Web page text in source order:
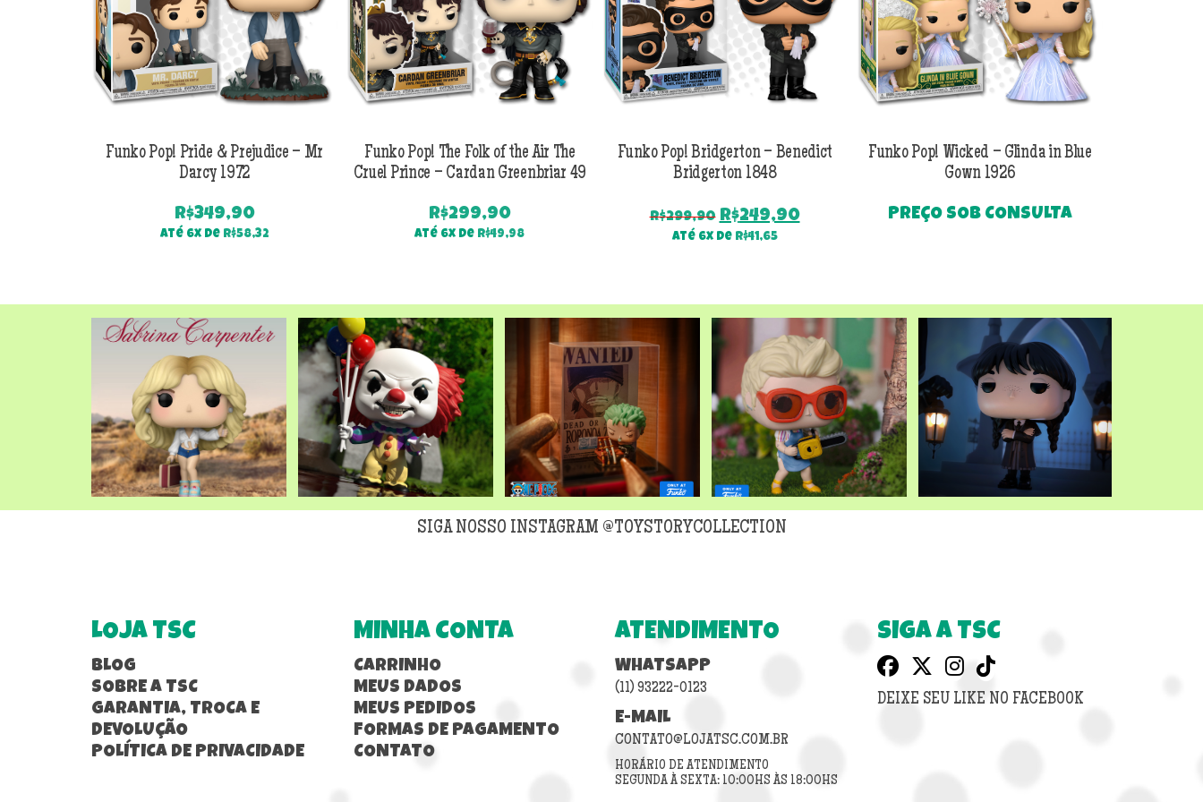
Funko Pop! Pride & Prejudice – Mr
Darcy 1972
R$349,90
Até 6x de R$58,32
Funko Pop! The Folk of the Air The
Cruel Prince – Cardan Greenbriar 49
R$299,90
Até 6x de R$49,98
Funko Pop! Bridgerton – Benedict
Bridgerton 1848
R$299,90 O
preço
R$249,90O
Até 6x de R$41,65
Funko Pop! Wicked – Glinda in Blue
Gown 1926
PREÇO SOB CONSULTA
SIGA NOSSO INSTAGRAM @TOYSTORYCOLLECTION
LOJA TSC
BLOG
SOBRE A TSC
GARANTIA, TROCA E
DEVOLUÇÃO
POLÍTICA DE PRIVACIDADE
MINHA CONTA
CARRINHO
MEUS DADOS
MEUS PEDIDOS
FORMAS DE PAGAMENTO
CONTATO
ATENDIMENTO
WHATSAPP
(11) 93222-0123
E-MAIL
CONTATO@LOJATSC.COM.BR
HORÁRIO DE ATENDIMENTO
SEGUNDA À SEXTA: 10:00HS ÀS 18:00HS
SIGA A TSC
DEIXE SEU LIKE NO FACEBOOK